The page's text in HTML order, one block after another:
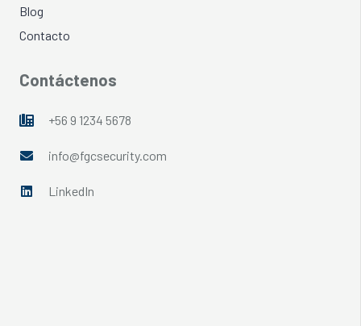
Blog
Contacto
Contáctenos
+56 9 1234 5678
info@fgcsecurity.com
LinkedIn